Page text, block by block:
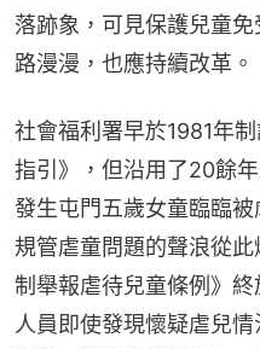
落跡象，可見保護兒童
路漫漫，也應持續改革。
社會福利署早於1981年
指引》，但沿用了20餘
發生屯門五歲女童臨臨
規管虐童問題的聲浪從
制舉報虐待兒童條例》
人員即使發現懷疑虐兒